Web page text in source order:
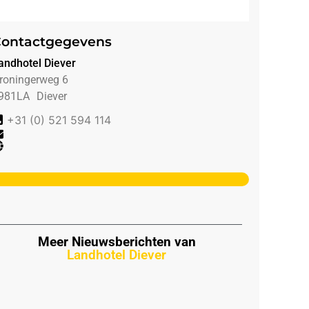
Diever
6
Diever
+31 (0) 521 594 114
Meer Nieuwsberichten van
Landhotel Diever